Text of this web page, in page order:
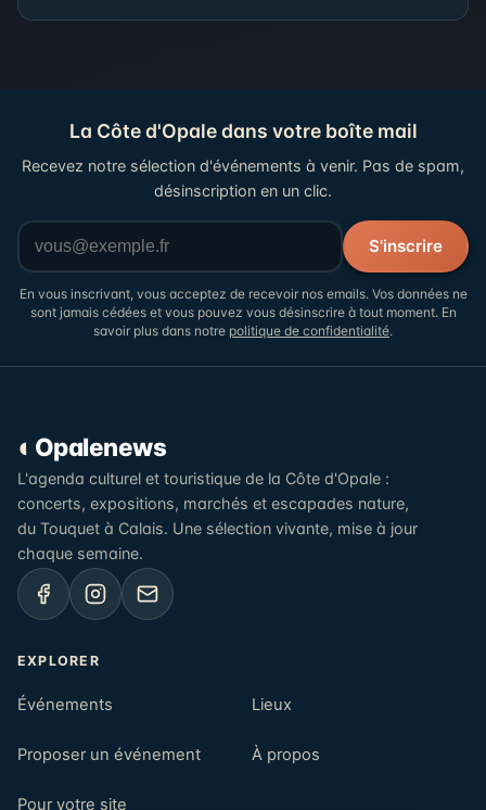
La Côte d'Opale dans votre boîte mail
Recevez notre sélection d'événements à venir. Pas de spam,
désinscription en un clic.
Votre adresse email
S'inscrire
En vous inscrivant, vous acceptez de recevoir nos emails. Vos données ne
sont jamais cédées et vous pouvez vous désinscrire à tout moment. En
savoir plus dans notre politique de confidentialité.
◐ Opalenews
L'agenda culturel et touristique de la Côte d'Opale :
concerts, expositions, marchés et escapades nature,
du Touquet à Calais. Une sélection vivante, mise à jour
chaque semaine.
EXPLORER
Événements Lieux
Proposer un événement À propos
Pour votre site